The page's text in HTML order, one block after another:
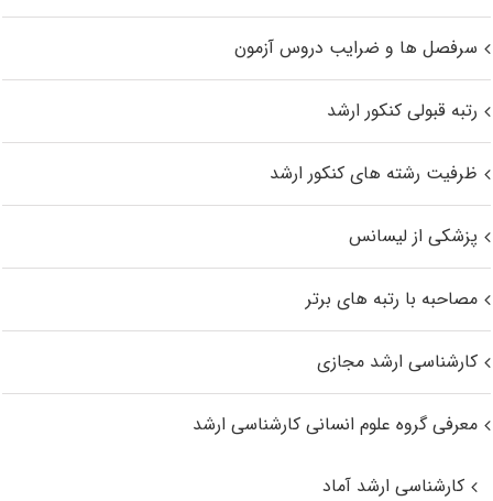
سرفصل ها و ضرایب دروس آزمون
رتبه قبولی کنکور ارشد
ظرفیت رشته های کنکور ارشد
پزشکی از لیسانس
مصاحبه با رتبه های برتر
کارشناسی ارشد مجازی
معرفی گروه علوم انسانی کارشناسی ارشد
کارشناسی ارشد آماد